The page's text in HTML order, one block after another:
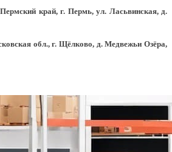
край, г. Пермь, ул. Ласьвинская, д.
обл., г. Щёлково, д. Медвежьи Озёра,